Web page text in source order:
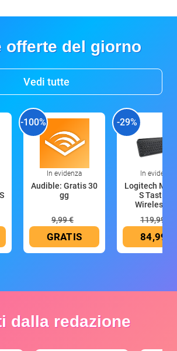
offerte del giorno
Vedi tutte
-100%
In evidenza
Audible: Gratis 30
gg
9,99 €
GRATIS
-29%
In evidenza
Logitech MX
S Tastiera
Wireless
119,99 €
84,99 €
dalla redazione